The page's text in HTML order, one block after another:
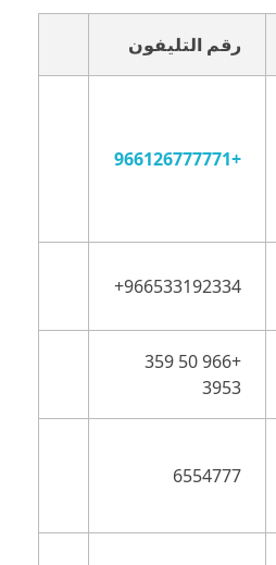
رقم التليفون
+966126777771
⁦+966533192334⁩
+966 50 359
3953
6554777